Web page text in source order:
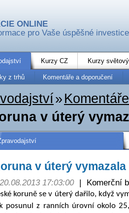
ONLINE
pro Vaše úspěšné investice
Kurzy CZ Kurzy
z trhů Komentáře a doporučení
»
v úterý
v úterý
20.08.2013 17:03:00 | Komerční
koruně se v úterý dařilo, když
posunul z ranních úrovní okolo